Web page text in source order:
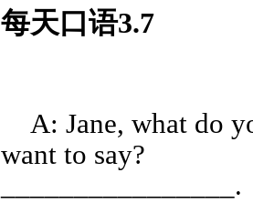
每天口语3.7
A: Jane, what do
want to say?
________________.